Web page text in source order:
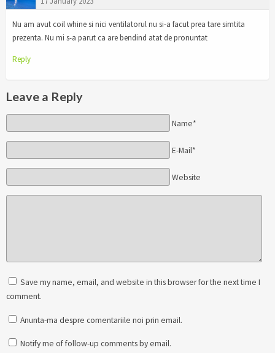
Nu am avut coil whine si nici ventilatorul nu si-a facut prea tare simtita
prezenta. Nu mi s-a parut ca are bendind atat de pronuntat
Reply
Leave a Reply
Name*
E-Mail*
Website
Save my name, email, and website in this browser for the next time I
comment.
Anunta-ma despre comentariile noi prin email.
Notify me of follow-up comments by email.